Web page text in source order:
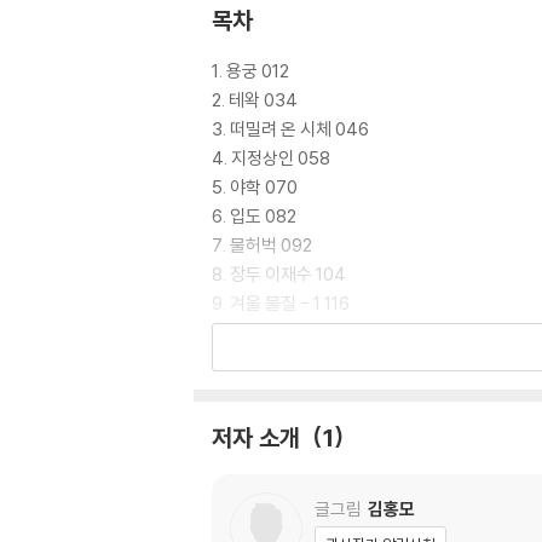
목차
1. 용궁 012
2. 테왁 034
3. 떠밀려 온 시체 046
4. 지정상인 058
5. 야학 070
6. 입도 082
7. 물허벅 092
8. 장두 이재수 104
9. 겨울 물질 - 1 116
10. 겨울 물질 - 2 126
14. 결의 182
16. 다케시 경감 204
17. 전야 - 1 216
저자 소개 1
글그림 김홍모